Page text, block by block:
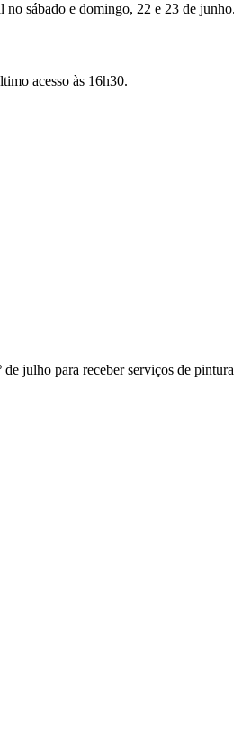
no sábado e domingo, 22 e 23 de junho.
acesso às 16h30.
de julho para receber serviços de